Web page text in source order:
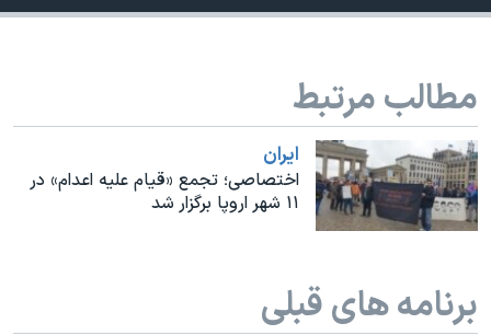
نرگس محمدی برنده جایزه نوبل صلح
همایش محافظه‌کاران آمریکا «سی‌پک»
صفحه‌های ویژه
سفر پرزیدنت ترامپ به چین
مطالب مرتبط
ايران
اختصاصی؛ تجمع‌ «قیام علیه اعدام» در
۱۱ شهر اروپا برگزار شد
برنامه های قبلی